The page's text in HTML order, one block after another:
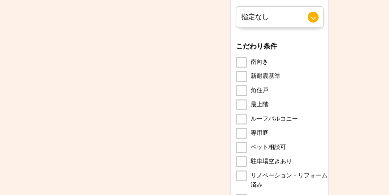
こだわり条件
南向き
新耐震基準
角住戸
最上階
ルーフバルコニー
専用庭
ペット相談可
駐車場空きあり
リノベーション・リフォーム
済み